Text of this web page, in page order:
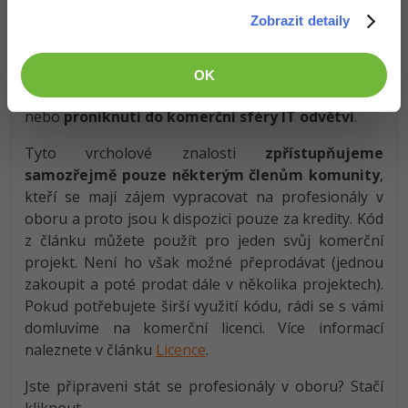
Zobrazit detaily
OK
Tento článek vznikl na základěmnohaletých
zkušenostív oboru a popisuje vývoj
profesionálního komerčního produktu
součásti, kterou lze přímo využít zaúčelem zisku
neboproniknutí do komerční sféry IT odvětví.
Tyto vrcholové znalosti zpřístupňujeme
samozřejmě pouze některým členům komunity,
kteří se mají zájem vypracovat na profesionály v
oboru a proto jsou k dispozici pouze za kredity. Kód
z článku můžete použít pro jeden svůj komerční
projekt. Není ho však možné přeprodávat (jednou
zakoupit a poté prodat dále v několika projektech).
Pokud potřebujete širší využití kódu, rádi se s vámi
domluvíme na komerční licenci. Více informací
naleznete v článku Licence.
Jste připraveni stát se profesionály v oboru? Stačí